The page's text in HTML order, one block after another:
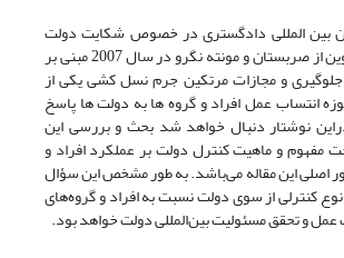
بین المللی دادگستری در خصوص شکایت دولت
بوسنی و هرزه گووین از صربستان و مونته نگرو در سال 2007 مبنی بر
جلوگیری و مجازات مرتکین جرم نسل کشی یکی از
انتساب عمل افراد و گروه ها به دولت ها پاسخ
نوشتار دنبال خواهد شد بحث و بررسی این
و ماهیت کنترل دولت بر عملکرد افراد و
اصلی این مقاله می‌باشد. به طور مشخص این سؤال
کنترلی از سوی دولت نسبت به افراد و گروه‌های
و تحقق مسئولیت بین‌المللی دولت خواهد بود.